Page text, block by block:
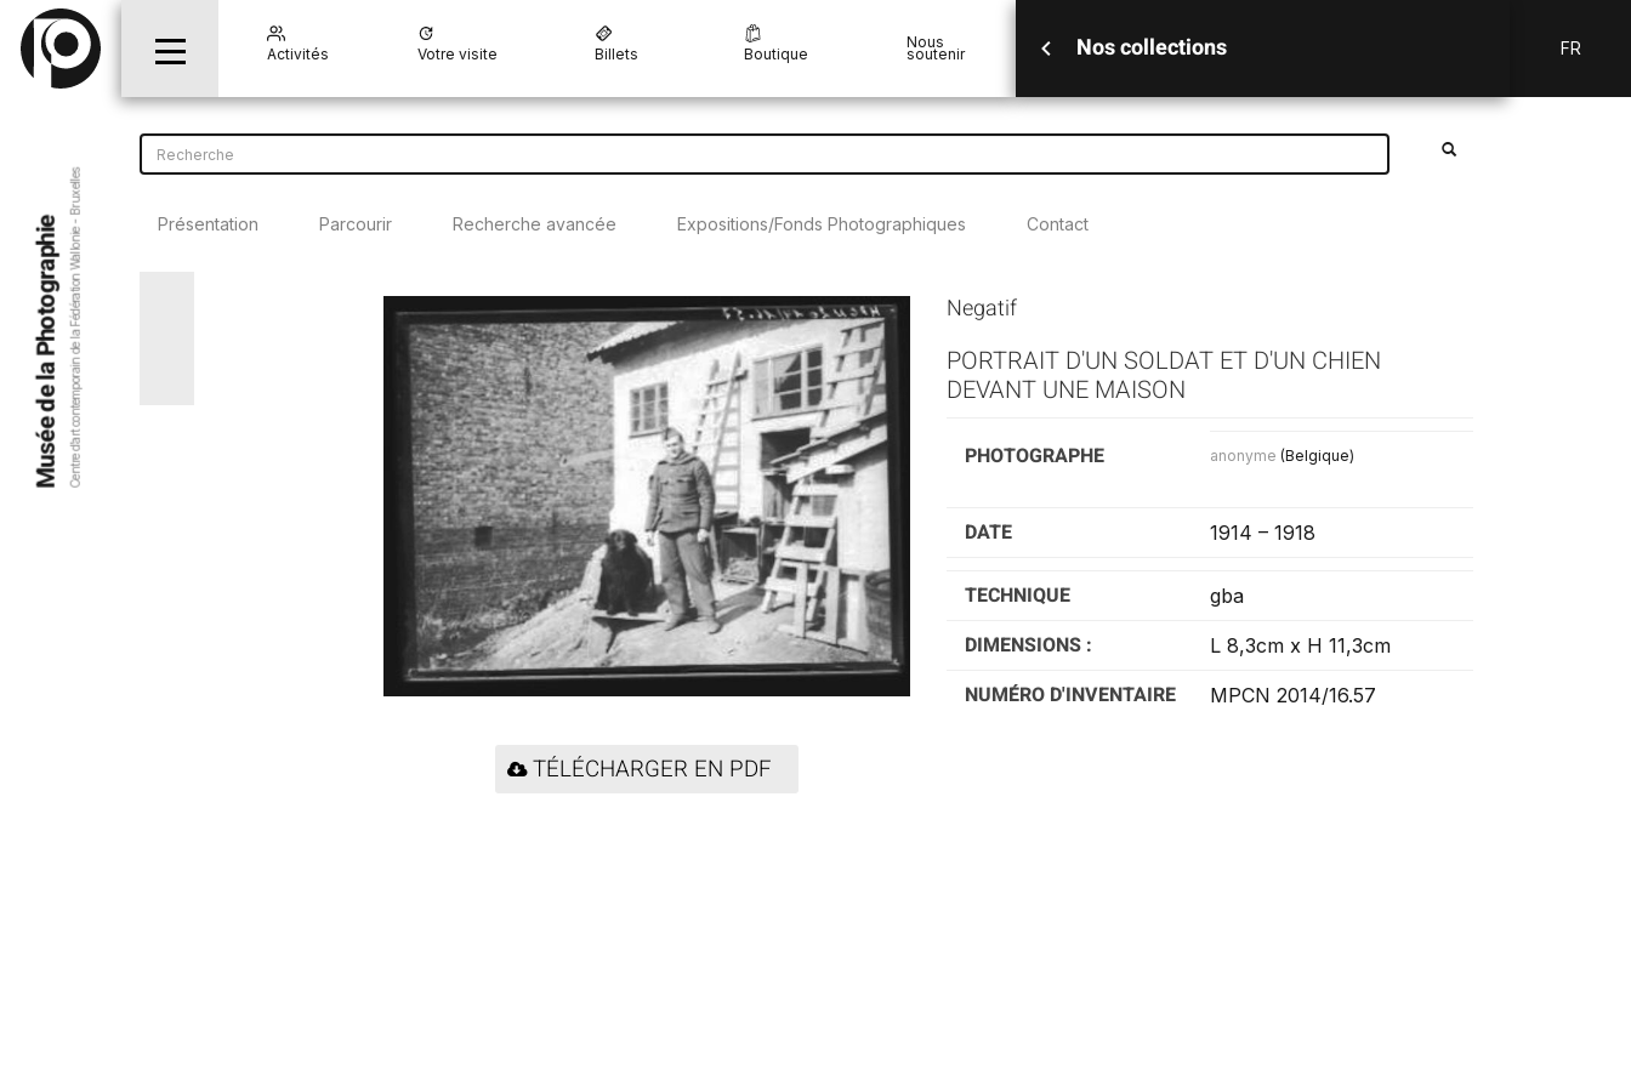
Musée de la PhotographieCentre d’art contemporain de la Fédération Wallonie - Bruxelles
Activités Votre visite Billets Boutique
Nous
soutenir Nos collections FR
Présentation Parcourir Recherche avancée Expositions/Fonds Photographiques Contact
TÉLÉCHARGER EN PDF
Negatif
PORTRAIT D'UN SOLDAT ET D'UN CHIEN
DEVANT UNE MAISON
PHOTOGRAPHE anonyme (Belgique)
DATE 1914 – 1918
TECHNIQUE gba
DIMENSIONS : L 8,3cm x H 11,3cm
NUMÉRO D'INVENTAIRE MPCN 2014/16.57